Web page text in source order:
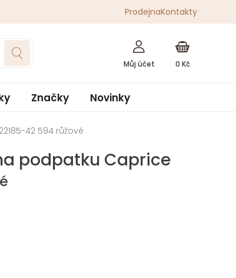
podpatku Caprice
ProdejnaKontakty
0 Kč
42 594 růžové
Značky Novinky